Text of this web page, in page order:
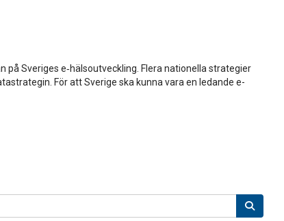
Sveriges e‑hälsoutveckling. Flera nationella strategier
För att Sverige ska kunna vara en ledande e-